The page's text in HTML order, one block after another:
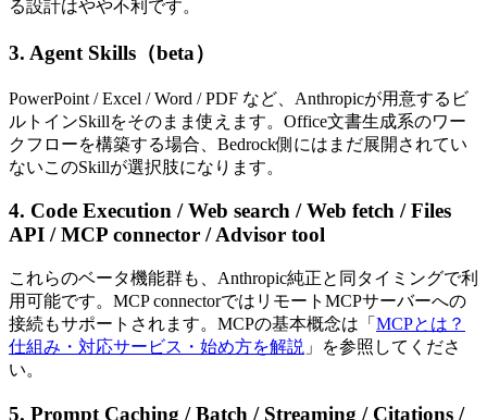
る設計はやや不利です。
3. Agent Skills（beta）
PowerPoint / Excel / Word / PDF など、Anthropicが用意するビ
ルトインSkillをそのまま使えます。Office文書生成系のワー
クフローを構築する場合、Bedrock側にはまだ展開されてい
ないこのSkillが選択肢になります。
4. Code Execution / Web search / Web fetch / Files
API / MCP connector / Advisor tool
これらのベータ機能群も、Anthropic純正と同タイミングで利
用可能です。MCP connectorではリモートMCPサーバーへの
接続もサポートされます。MCPの基本概念は「 MCPとは？
仕組み・対応サービス・始め方を解説 」を参照してくださ
い。
5. Prompt Caching / Batch / Streaming / Citations /